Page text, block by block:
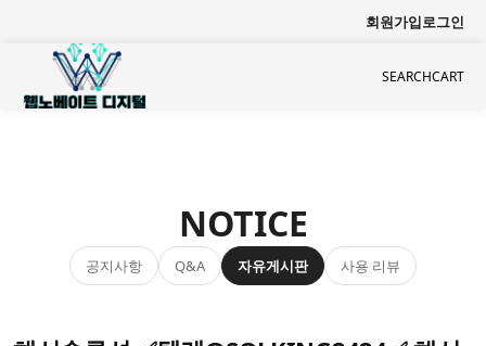
회원가입로그인
SEARCHCART
NOTICE
공지사항 Q&A 자유게시판 사용 리뷰